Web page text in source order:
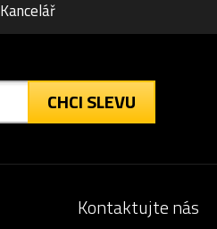
Kancelář
CHCI SLEVU
Kontaktujte nás